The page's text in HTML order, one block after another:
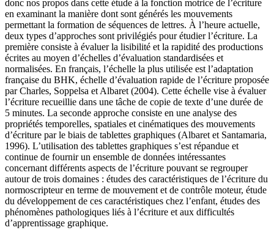
donc nos propos dans cette étude à la fonction motrice de l’écriture
en examinant la manière dont sont générés les mouvements
permettant la formation de séquences de lettres. À l’heure actuelle,
deux types d’approches sont privilégiés pour étudier l’écriture. La
première consiste à évaluer la lisibilité et la rapidité des productions
écrites au moyen d’échelles d’évaluation standardisées et
normalisées. En français, l’échelle la plus utilisée est l’adaptation
française du BHK, échelle d’évaluation rapide de l’écriture proposée
par Charles, Soppelsa et Albaret (2004). Cette échelle vise à évaluer
l’écriture recueillie dans une tâche de copie de texte d’une durée de
5 minutes. La seconde approche consiste en une analyse des
propriétés temporelles, spatiales et cinématiques des mouvements
d’écriture par le biais de tablettes graphiques (Albaret et Santamaria,
1996). L’utilisation des tablettes graphiques s’est répandue et
continue de fournir un ensemble de données intéressantes
concernant différents aspects de l’écriture pouvant se regrouper
autour de trois domaines : études des caractéristiques de l’écriture du
normoscripteur en terme de mouvement et de contrôle moteur, étude
du développement de ces caractéristiques chez l’enfant, études des
phénomènes pathologiques liés à l’écriture et aux difficultés
d’apprentissage graphique.